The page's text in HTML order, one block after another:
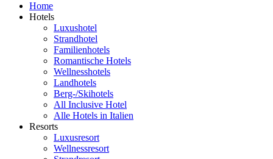
Home
Hotels
Luxushotel
Strandhotel
Familienhotels
Romantische Hotels
Wellnesshotels
Landhotels
Berg-/Skihotels
All Inclusive Hotel
Alle Hotels in Italien
Resorts
Luxusresort
Wellnessresort